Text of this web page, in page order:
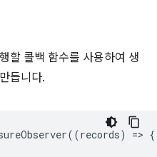
할 콜백 함수를 사용하여 생
듭니다.
((records) => {